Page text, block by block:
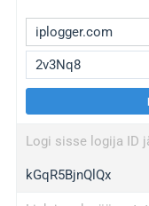
wl.gl
ed.tc
bc.ax
Logi sisse logija ID
kGqR5BjnQlQx